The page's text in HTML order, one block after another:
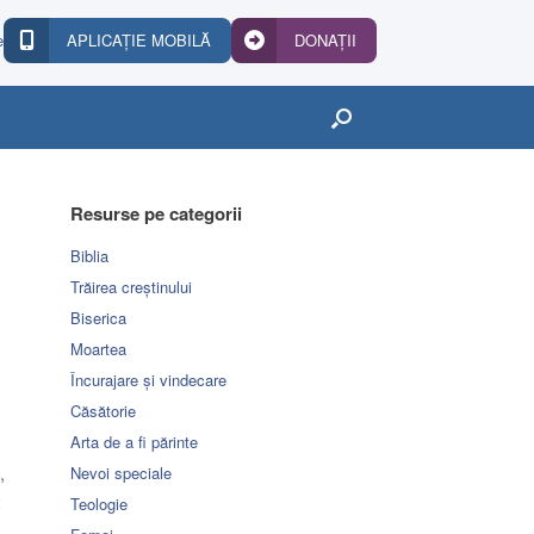
APLICAȚIE MOBILĂ DONAȚII
Resurse pe categorii
Biblia
Trăirea creștinului
Biserica
Moartea
Încurajare și vindecare
Căsătorie
Arta de a fi părinte
Nevoi speciale
Teologie